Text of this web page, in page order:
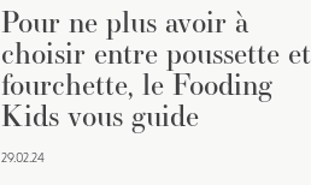
Pour ne plus avoir à
choisir entre poussette et
fourchette, le Fooding
Kids vous guide
29.02.24